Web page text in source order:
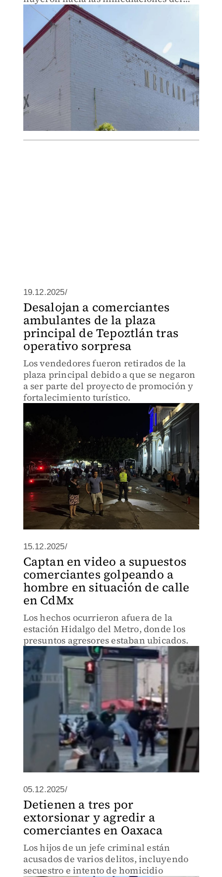
Mercado 16 de Septiembre.
19.12.2025/
Desalojan a comerciantes
ambulantes de la plaza
principal de Tepoztlán tras
operativo sorpresa
Los vendedores fueron retirados de la
plaza principal debido a que se negaron
a ser parte del proyecto de promoción y
fortalecimiento turístico.
15.12.2025/
Captan en video a supuestos
comerciantes golpeando a
hombre en situación de calle
en CdMx
Los hechos ocurrieron afuera de la
estación Hidalgo del Metro, donde los
presuntos agresores estaban ubicados.
05.12.2025/
Detienen a tres por
extorsionar y agredir a
comerciantes en Oaxaca
Los hijos de un jefe criminal están
acusados de varios delitos, incluyendo
secuestro e intento de homicidio